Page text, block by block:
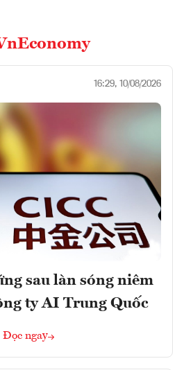
16:29, 10/08/2026
sau làn sóng niêm
ty AI Trung Quốc
Đọc ngay